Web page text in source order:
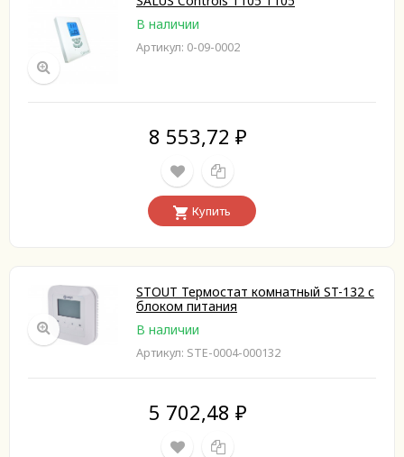
В наличии
Артикул: 0-09-0002
8 553,72 ₽
Купить
STOUT Термостат комнатный ST-132 с
блоком питания
В наличии
Артикул: STE-0004-000132
5 702,48 ₽